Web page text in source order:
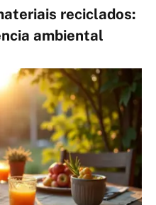
reciclados:
ambiental